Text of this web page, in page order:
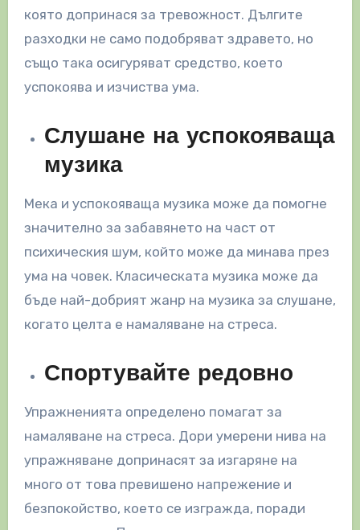
която допринася за тревожност. Дългите
разходки не само подобряват здравето, но
също така осигуряват средство, което
успокоява и изчиства ума.
Слушане на успокояваща
музика
Мека и успокояваща музика може да помогне
значително за забавянето на част от
психическия шум, който може да минава през
ума на човек. Класическата музика може да
бъде най-добрият жанр на музика за слушане,
когато целта е намаляване на стреса.
Спортувайте редовно
Упражненията определено помагат за
намаляване на стреса. Дори умерени нива на
упражняване допринасят за изгаряне на
много от това превишено напрежение и
безпокойство, което се изгражда, поради